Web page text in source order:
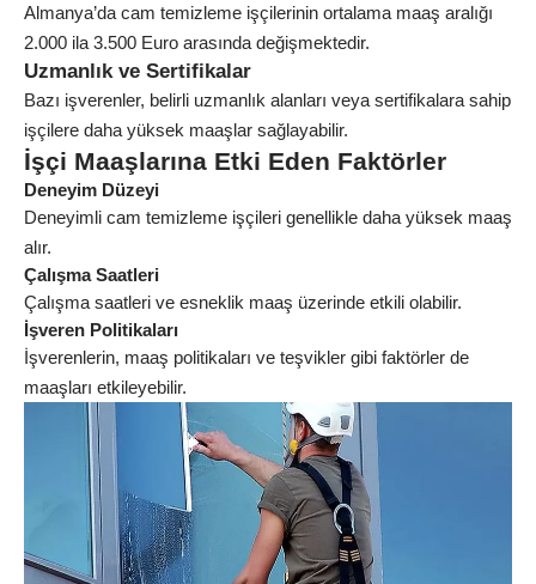
Almanya’da cam temizleme işçilerinin ortalama maaş aralığı
2.000 ila 3.500 Euro arasında değişmektedir.
Uzmanlık ve Sertifikalar
Bazı işverenler, belirli uzmanlık alanları veya sertifikalara sahip
işçilere daha yüksek maaşlar sağlayabilir.
İşçi Maaşlarına Etki Eden Faktörler
Deneyim Düzeyi
Deneyimli cam temizleme işçileri genellikle daha yüksek maaş
alır.
Çalışma Saatleri
Çalışma saatleri ve esneklik maaş üzerinde etkili olabilir.
İşveren Politikaları
İşverenlerin, maaş politikaları ve teşvikler gibi faktörler de
maaşları etkileyebilir.